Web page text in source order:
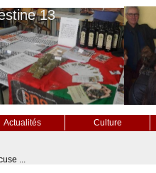
13
Actualités Culture
...